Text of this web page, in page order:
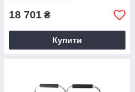
18 701 ₴
Купити